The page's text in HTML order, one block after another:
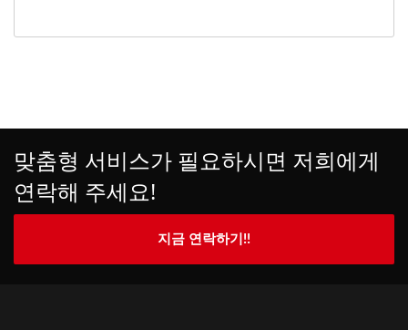
맞춤형 서비스가 필요하시면 저희에게
연락해 주세요!
지금 연락하기!!